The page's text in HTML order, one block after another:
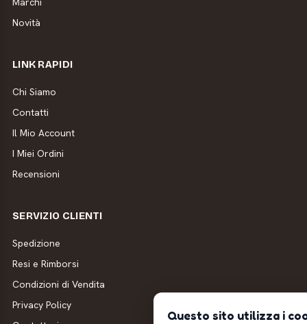
Novità
LINK RAPIDI
Chi Siamo
Contatti
Il Mio Account
I Miei Ordini
Recensioni
SERVIZIO CLIENTI
Spedizione
Resi e Rimborsi
Condizioni di Vendita
Privacy Policy
Questo sito utilizza i